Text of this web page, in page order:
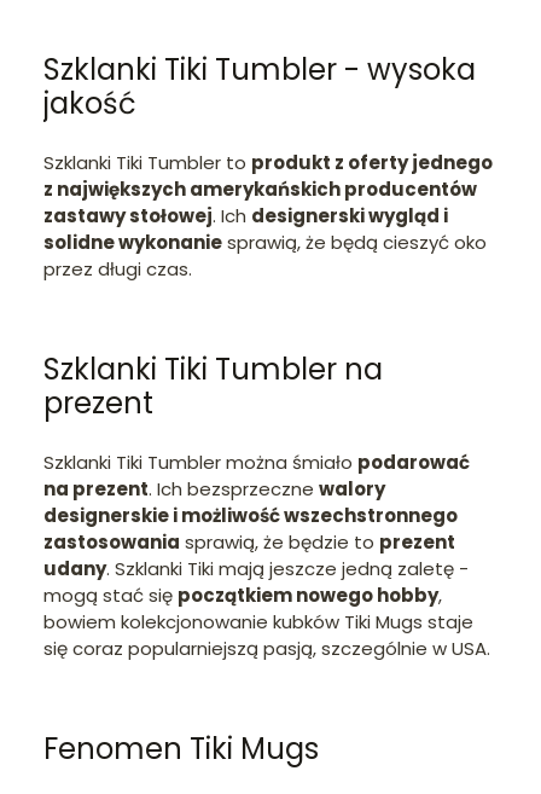
Szklanki Tiki Tumbler - wysoka
jakość
Szklanki Tiki Tumbler to produkt z oferty jednego
z największych amerykańskich producentów
zastawy stołowej. Ich designerski wygląd i
solidne wykonaniesprawią, że będą cieszyć oko
przez długi czas.
Szklanki Tiki Tumbler na
prezent
Szklanki Tiki Tumbler można śmiało podarować
na prezent. Ich bezsprzeczne walory
designerskie i możliwość wszechstronnego
zastosowania sprawią, że będzie to prezent
udany. Szklanki Tiki mają jeszcze jedną zaletę -
mogą stać się początkiem nowego hobby,
bowiem kolekcjonowanie kubków Tiki Mugs staje
się coraz popularniejszą pasją, szczególnie w USA.
Fenomen Tiki Mugs